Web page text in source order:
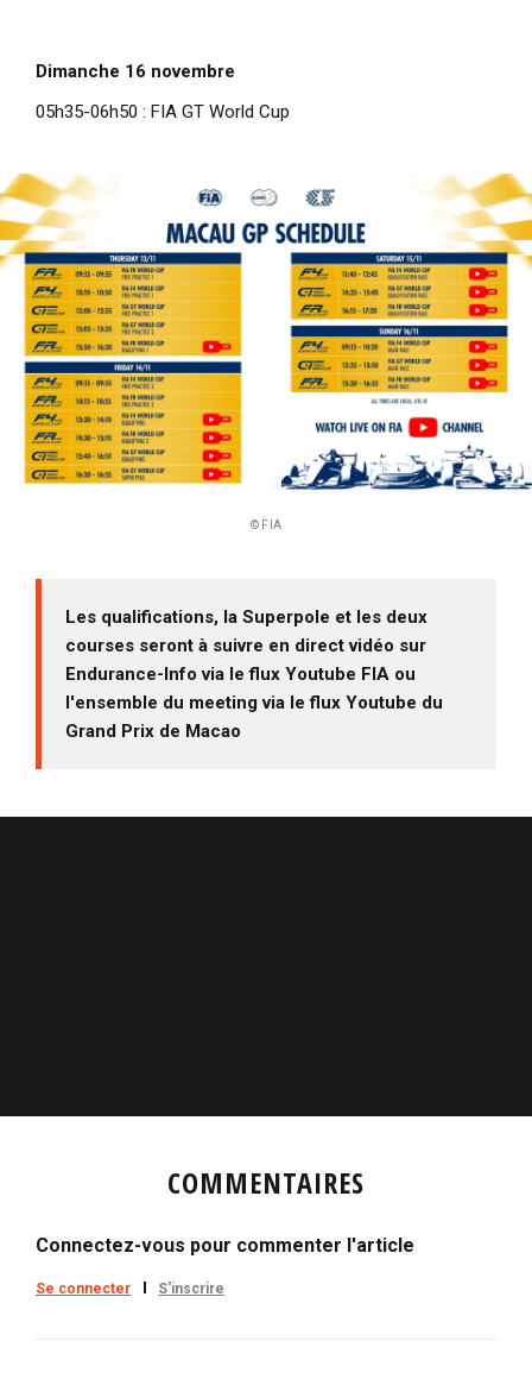
Dimanche 16 novembre
05h35-06h50 : FIA GT World Cup
© FIA
Les qualifications, la Superpole et les deux
courses seront à suivre en direct vidéo sur
Endurance-Info via le flux Youtube FIA ou
l'ensemble du meeting via le flux Youtube du
Grand Prix de Macao
COMMENTAIRES
Connectez-vous pour commenter l'article
Se connecter S'inscrire